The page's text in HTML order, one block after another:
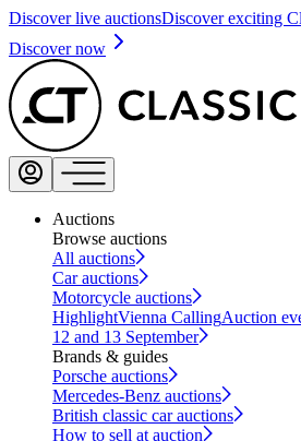
Discover live auctionsDiscover exciting
Discover now
Auctions
Browse auctions
All auctions
Car auctions
Motorcycle auctions
HighlightVienna CallingAuction
12 and 13 September
Brands & guides
Porsche auctions
Mercedes-Benz auctions
British classic car auctions
How to sell at auction